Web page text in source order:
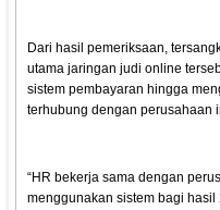
Dari hasil pemeriksaan,
utama jaringan judi online
sistem pembayaran hingga
terhubung dengan perusahaan
“HR bekerja sama dengan
menggunakan sistem bagi